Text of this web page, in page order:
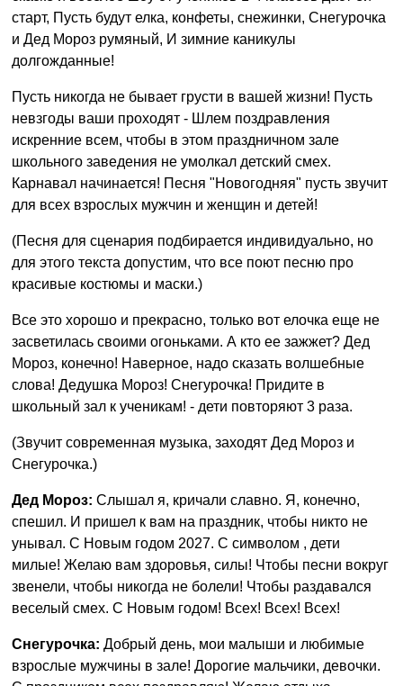
старт, Пусть будут елка, конфеты, снежинки, Снегурочка
и Дед Мороз румяный, И зимние каникулы
долгожданные!
Пусть никогда не бывает грусти в вашей жизни! Пусть
невзгоды ваши проходят - Шлем поздравления
искренние всем, чтобы в этом праздничном зале
школьного заведения не умолкал детский смех.
Карнавал начинается! Песня "Новогодняя" пусть звучит
для всех взрослых мужчин и женщин и детей!
(Песня для сценария подбирается индивидуально, но
для этого текста допустим, что все поют песню про
красивые костюмы и маски.)
Все это хорошо и прекрасно, только вот елочка еще не
засветилась своими огоньками. А кто ее зажжет? Дед
Мороз, конечно! Наверное, надо сказать волшебные
слова! Дедушка Мороз! Снегурочка! Придите в
школьный зал к ученикам! - дети повторяют 3 раза.
(Звучит современная музыка, заходят Дед Мороз и
Снегурочка.)
Дед Мороз: Слышал я, кричали славно. Я, конечно,
спешил. И пришел к вам на праздник, чтобы никто не
унывал. С Новым годом 2027. С символом , дети
милые! Желаю вам здоровья, силы! Чтобы песни вокруг
звенели, чтобы никогда не болели! Чтобы раздавался
веселый смех. С Новым годом! Всех! Всех! Всех!
Снегурочка: Добрый день, мои малыши и любимые
взрослые мужчины в зале! Дорогие мальчики, девочки.